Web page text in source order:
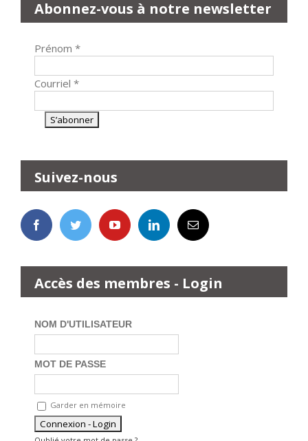
Abonnez-vous à notre newsletter
Prénom *
Courriel *
Suivez-nous
Accès des membres - Login
NOM D'UTILISATEUR
MOT DE PASSE
Garder en mémoire